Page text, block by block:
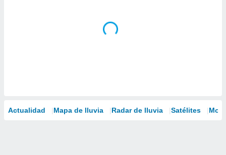
Actualidad Mapa de lluvia Radar de lluvia Satélites